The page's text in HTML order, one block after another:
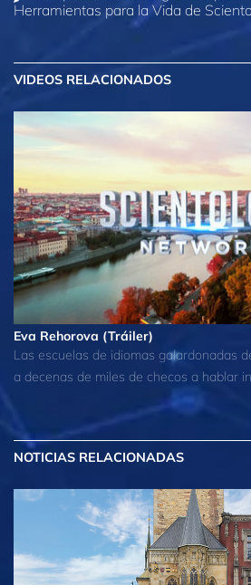
Herramientas para la Vida de
VIDEOS RELACIONADOS
Eva Rehorova (Tráiler)
Las escuelas de idiomas galardonadas
a decenas de miles de checos a hablar
NOTICIAS RELACIONADAS